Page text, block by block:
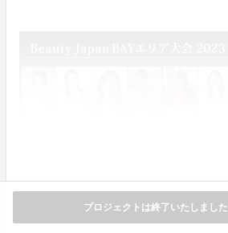
プロジェクトは終了いたしました